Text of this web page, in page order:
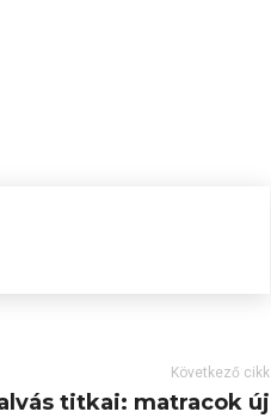
Következő cikk
titkai: matracok új